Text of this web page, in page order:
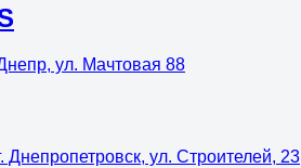
ул. Мачтовая 88
Днепропетровск, ул. Строителей, 23